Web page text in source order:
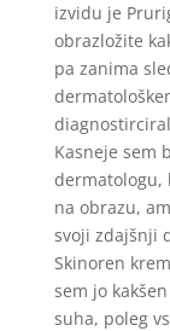
izvidu je
obrazložite
pa zanima
Kasneje sem
dermatologu,
na obrazu,
svoji zdajšnji
Skinoren
sem jo
suha, poleg